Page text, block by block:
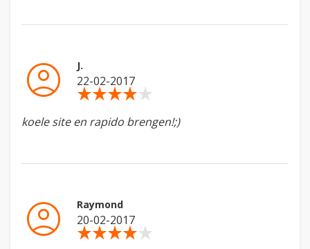
account_circle J.
22-02-2017
star_ratestar_ratestar_ratestar_ratestar_rate
koele site en rapido brengen!;)
account_circle Raymond
20-02-2017
star_ratestar_ratestar_ratestar_ratestar_rate